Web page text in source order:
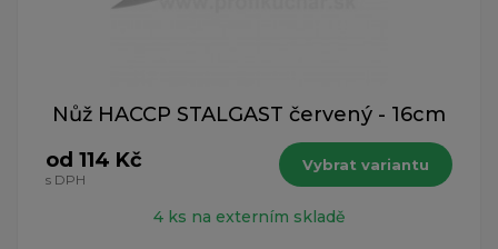
Nůž HACCP STALGAST červený - 16cm
od 114 Kč
s DPH
Vybrat variantu
4 ks na externím skladě